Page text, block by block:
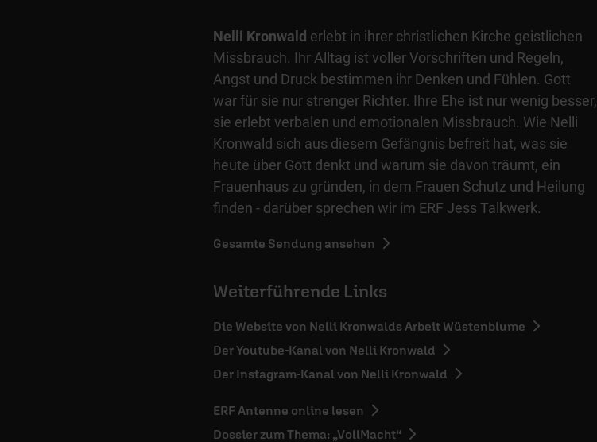
Nelli Kronwald erlebt in ihrer christlichen Kirche geistlichen
Missbrauch. Ihr Alltag ist voller Vorschriften und Regeln,
Angst und Druck bestimmen ihr Denken und Fühlen. Gott
war für sie nur strenger Richter. Ihre Ehe ist nur wenig besser,
sie erlebt verbalen und emotionalen Missbrauch. Wie Nelli
Kronwald sich aus diesem Gefängnis befreit hat, was sie
heute über Gott denkt und warum sie davon träumt, ein
Frauenhaus zu gründen, in dem Frauen Schutz und Heilung
finden - darüber sprechen wir im ERF Jess Talkwerk.
Gesamte Sendung ansehen
Weiterführende Links
Die Website von Nelli Kronwalds Arbeit Wüstenblume
Der Youtube-Kanal von Nelli Kronwald
Der Instagram-Kanal von Nelli Kronwald
ERF Antenne online lesen
Dossier zum Thema: „VollMacht“